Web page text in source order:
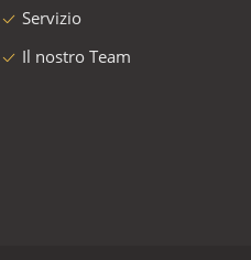
Servizio
Il nostro Team